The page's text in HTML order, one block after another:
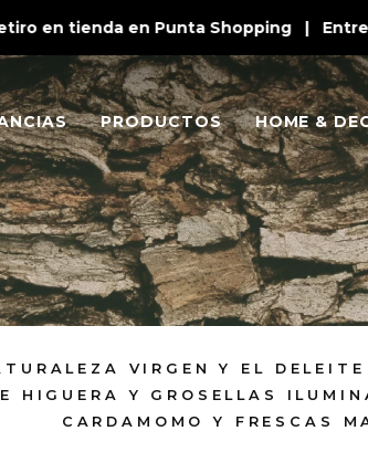
tienda en Punta Shopping |
PRODUCTOS HOME &
VIRGEN Y EL
HIGUERA Y GROSELLAS
CARDAMOMO Y FRESCAS